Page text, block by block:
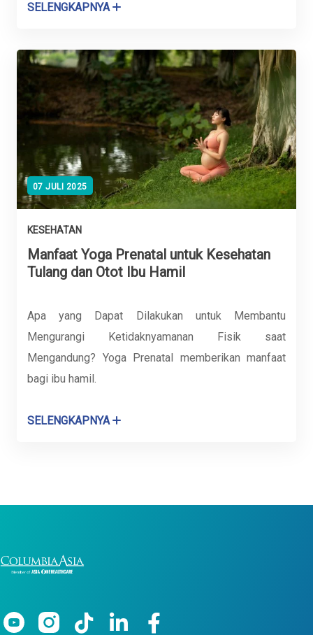
SELENGKAPNYA
07 JULI 2025
KESEHATAN
Manfaat Yoga Prenatal untuk Kesehatan
Tulang dan Otot Ibu Hamil
Apa yang Dapat Dilakukan untuk Membantu
Mengurangi Ketidaknyamanan Fisik saat
Mengandung? Yoga Prenatal memberikan manfaat
bagi ibu hamil.
SELENGKAPNYA